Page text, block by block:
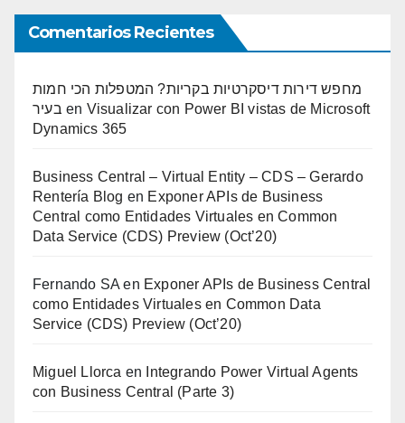
Comentarios Recientes
מחפש דירות דיסקרטיות בקריות? המטפלות הכי חמות
בעיר en Visualizar con Power BI vistas de Microsoft
Dynamics 365
Business Central – Virtual Entity – CDS – Gerardo
Rentería Blog en Exponer APIs de Business
Central como Entidades Virtuales en Common
Data Service (CDS) Preview (Oct’20)
Fernando SA en Exponer APIs de Business Central
como Entidades Virtuales en Common Data
Service (CDS) Preview (Oct’20)
Miguel Llorca en
Integrando Power Virtual Agents
con Business Central (Parte 3)